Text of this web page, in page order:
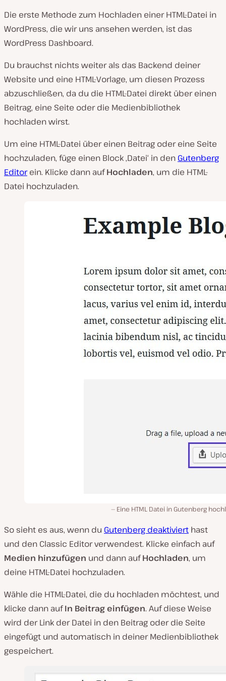
Die erste Methode zum Hochladen einer HTML-Datei in
WordPress, die wir uns ansehen werden, ist das
WordPress Dashboard.
Du brauchst nichts weiter als das Backend deiner
Website und eine HTML-Vorlage, um diesen Prozess
abzuschließen, da du die HTML-Datei direkt über einen
Beitrag, eine Seite oder die Medienbibliothek
hochladen wirst.
Um eine HTML-Datei über einen Beitrag oder eine Seite
hochzuladen, füge einen Block ‚Datei‘ in den Gutenberg
Editorein. Klicke dann aufHochladen, um die HTML-
Datei hochzuladen.
Eine HTML Datei in Gutenberg
So sieht es aus, wenn du Gutenberg deaktiviert hast
und den Classic Editor verwendest. Klicke einfach auf
Medien hinzufügen und dann aufHochladen, um
deine HTML-Datei hochzuladen.
Wähle die HTML-Datei, die du hochladen möchtest, und
klicke dann aufIn Beitrag einfügen. Auf diese Weise
wird der Link der Datei in den Beitrag oder die Seite
eingefügt und automatisch in deiner Medienbibliothek
gespeichert.